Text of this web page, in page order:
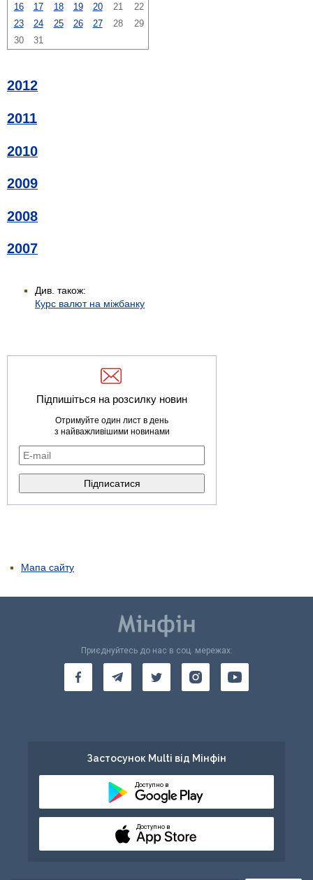
16
17 18 19 20 21
22
23
24 25 26 27 28
29
30
31
2012
2011
2010
2009
2008
2007
Див. також:
Курс валют на міжбанку
Підпишіться на розсилку новин
Отримуйте один лист в день
з найважливішими новинами
Мапа сайту
Приєднуйтесь до нас в соц. мережах:
Застосунок Multi від Мінфін
Доступно в
Доступно в